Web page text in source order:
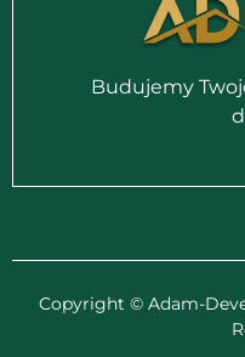
Budujemy
Copyright © Adam-